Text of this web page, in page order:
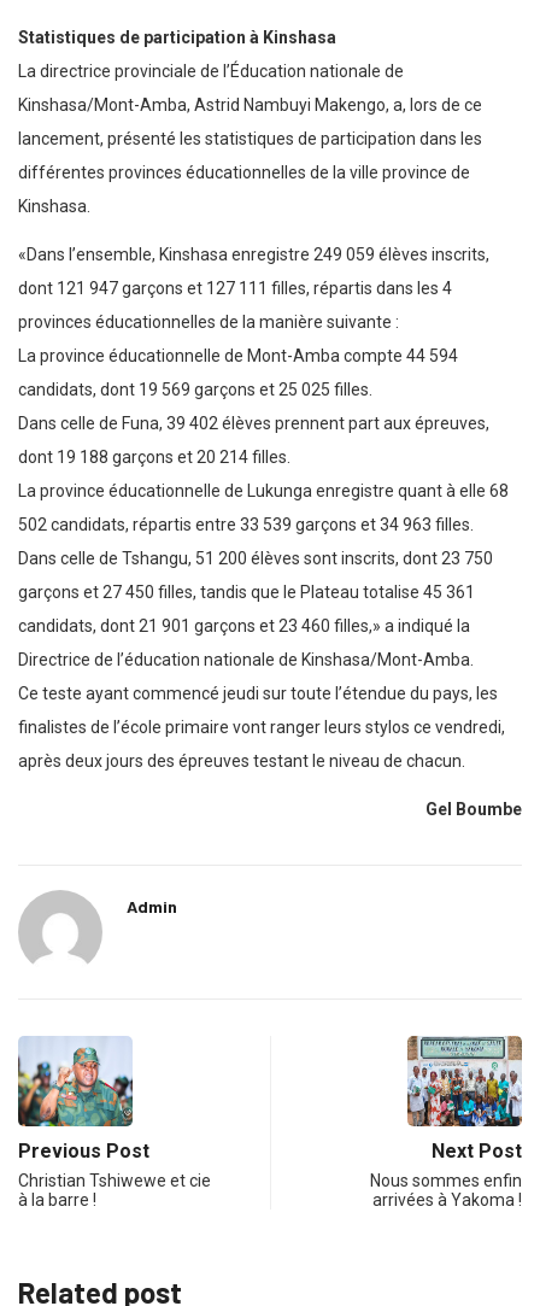
Statistiques de participation à Kinshasa
La directrice provinciale de l’Éducation nationale de
Kinshasa/Mont-Amba, Astrid Nambuyi Makengo, a, lors de ce
lancement, présenté les statistiques de participation dans les
différentes provinces éducationnelles de la ville province de
Kinshasa.
«Dans l’ensemble, Kinshasa enregistre 249 059 élèves inscrits,
dont 121 947 garçons et 127 111 filles, répartis dans les 4
provinces éducationnelles de la manière suivante :
La province éducationnelle de Mont-Amba compte 44 594
candidats, dont 19 569 garçons et 25 025 filles.
Dans celle de Funa, 39 402 élèves prennent part aux épreuves,
dont 19 188 garçons et 20 214 filles.
La province éducationnelle de Lukunga enregistre quant à elle 68
502 candidats, répartis entre 33 539 garçons et 34 963 filles.
Dans celle de Tshangu, 51 200 élèves sont inscrits, dont 23 750
garçons et 27 450 filles, tandis que le Plateau totalise 45 361
candidats, dont 21 901 garçons et 23 460 filles,» a indiqué la
Directrice de l’éducation nationale de Kinshasa/Mont-Amba.
Ce teste ayant commencé jeudi sur toute l’étendue du pays, les
finalistes de l’école primaire vont ranger leurs stylos ce vendredi,
après deux jours des épreuves testant le niveau de chacun.
Gel Boumbe
Admin
Previous Post
Christian Tshiwewe et cie
à la barre !
Next Post
Nous sommes enfin
arrivées à Yakoma !
Related post